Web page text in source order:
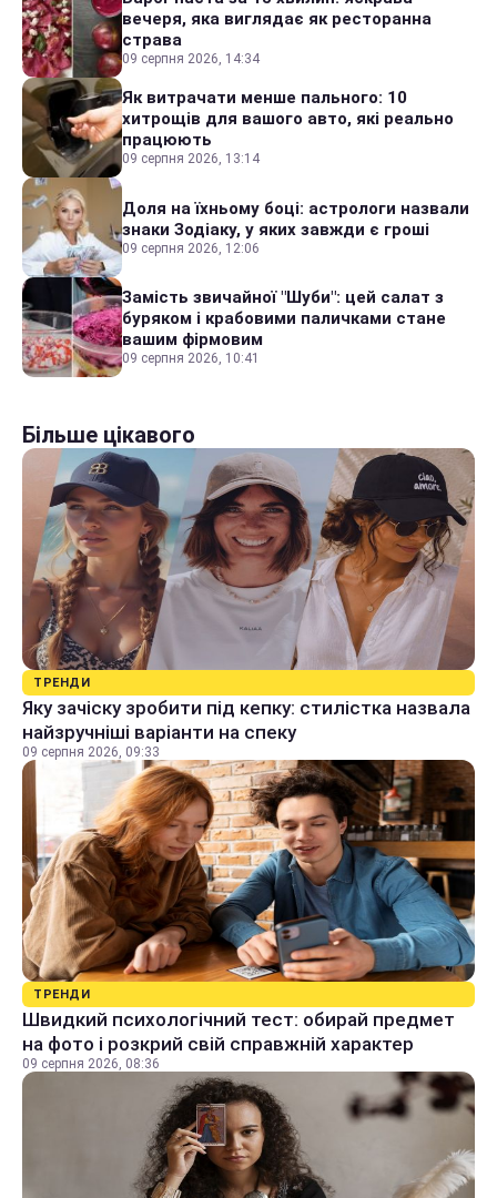
вечеря, яка виглядає як ресторанна
страва
09 серпня 2026, 14:34
Як витрачати менше пального: 10
хитрощів для вашого авто, які реально
працюють
09 серпня 2026, 13:14
Доля на їхньому боці: астрологи назвали
знаки Зодіаку, у яких завжди є гроші
09 серпня 2026, 12:06
Замість звичайної "Шуби": цей салат з
буряком і крабовими паличками стане
вашим фірмовим
09 серпня 2026, 10:41
Більше цікавого
ТРЕНДИ
Яку зачіску зробити під кепку: стилістка назвала
найзручніші варіанти на спеку
09 серпня 2026, 09:33
ТРЕНДИ
Швидкий психологічний тест: обирай предмет
на фото і розкрий свій справжній характер
09 серпня 2026, 08:36